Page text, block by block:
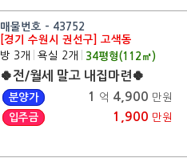
매물번호 - 43752
[경기 수원시 권선구] 고색동
방 3개
욕실 2개 34평형(112 ㎡)
🍀전/월세 말고 내집마련🍀
분양가 1 억 4,900 만원
입주금
1,900 만원